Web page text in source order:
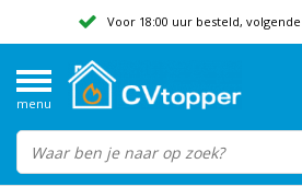
Voor 18:00 uur besteld,
Beoordeeld met een
menu